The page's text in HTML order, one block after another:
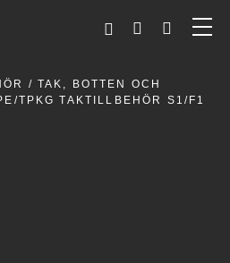
/ TAK, BOTTEN OCH
TPKG TAKTILLBEHÖR S1/F1